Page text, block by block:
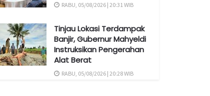
RABU, 05/08/2026 | 20:31 WIB
Tinjau Lokasi Terdampak
Banjir, Gubernur Mahyeldi
Instruksikan Pengerahan
Alat Berat
RABU, 05/08/2026 | 20:28 WIB